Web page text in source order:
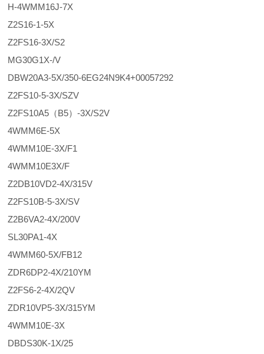
H-4WMM16J-7X
Z2S16-1-5X
Z2FS16-3X/S2
MG30G1X-/V
DBW20A3-5X/350-6EG24N9K4+00057292
Z2FS10-5-3X/SZV
Z2FS10A5（B5）-3X/S2V
4WMM6E-5X
4WMM10E-3X/F1
4WMM10E3X/F
Z2DB10VD2-4X/315V
Z2FS10B-5-3X/SV
Z2B6VA2-4X/200V
SL30PA1-4X
4WMM60-5X/FB12
ZDR6DP2-4X/210YM
Z2FS6-2-4X/2QV
ZDR10VP5-3X/315YM
4WMM10E-3X
DBDS30K-1X/25